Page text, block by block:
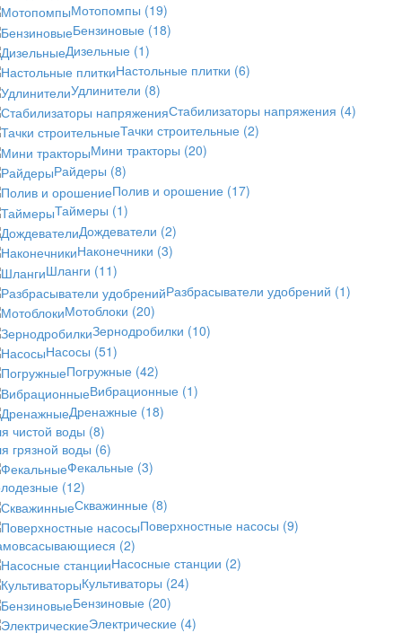
Мотопомпы (19)
Бензиновые (18)
Дизельные (1)
Настольные плитки (6)
Удлинители (8)
Стабилизаторы напряжения (4)
Тачки строительные (2)
Мини тракторы (20)
Райдеры (8)
Полив и орошение (17)
Таймеры (1)
Дождеватели (2)
Наконечники (3)
Шланги (11)
Разбрасыватели удобрений (1)
Мотоблоки (20)
Зернодробилки (10)
Насосы (51)
Погружные (42)
Вибрационные (1)
Дренажные (18)
чистой воды (8)
грязной воды (6)
Фекальные (3)
(12)
Скважинные (8)
Поверхностные насосы (9)
(2)
Насосные станции (2)
Культиваторы (24)
Бензиновые (20)
Электрические (4)